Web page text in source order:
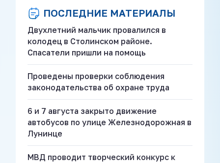
ПОСЛЕДНИЕ МАТЕРИАЛЫ
Двухлетний мальчик провалился в
колодец в Столинском районе.
Спасатели пришли на помощь
Проведены проверки соблюдения
законодательства об охране труда
6 и 7 августа закрыто движение
автобусов по улице Железнодорожная в
Лунинце
МВД проводит творческий конкурс к